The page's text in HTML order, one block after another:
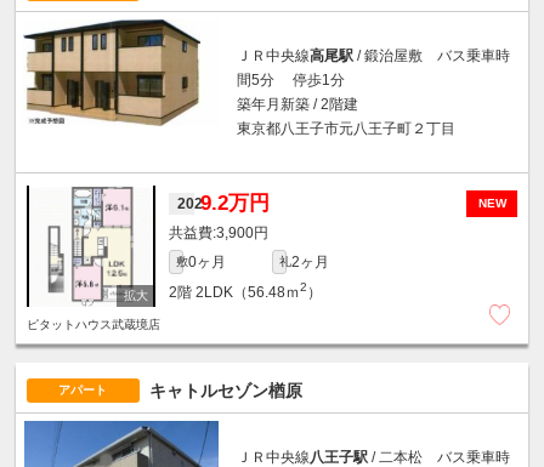
ＪＲ中央線高尾駅 / 鍛治屋敷 バス乗車時
間5分 停歩1分
築年月新築 / 2階建
東京都八王子市元八王子町２丁目
NEW
2029.2万円
3,900円
敷0ヶ月 礼2ヶ月
2階 2LDK（56.48ｍ2 ）
ピタットハウス武蔵境店
アパート キャトルセゾン楢原
ＪＲ中央線八王子駅 / 二本松 バス乗車時